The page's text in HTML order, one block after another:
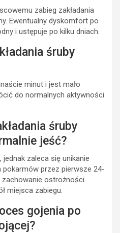
zabieg zakładania
Ewentualny dyskomfort po
i ustępuje po kilku dniach.
śruby
minut i jest mało
do normalnych aktywności
śruby
jeść?
zaleca się unikanie
pokarmów przez pierwsze 24-
zachowanie ostrożności
miejsca zabiegu.
gojenia po